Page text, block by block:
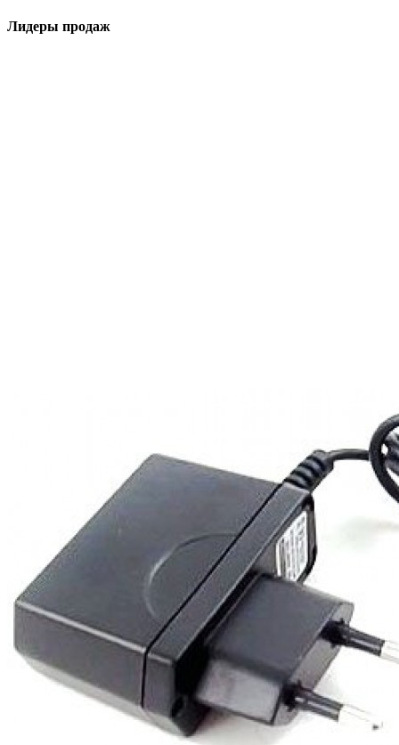
Лидеры продаж